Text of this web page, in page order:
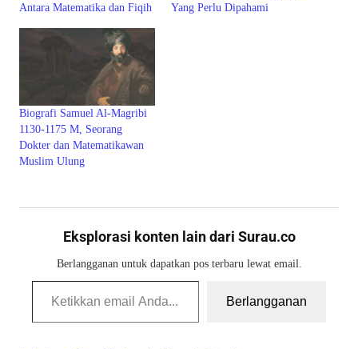
Antara Matematika dan Fiqih
Yang Perlu Dipahami
Biografi Samuel Al-Magribi
1130-1175 M, Seorang
Dokter dan Matematikawan
Muslim Ulung
Eksplorasi konten lain dari Surau.co
Berlangganan untuk dapatkan pos terbaru lewat email.
Ketikkan email Anda...
Berlangganan